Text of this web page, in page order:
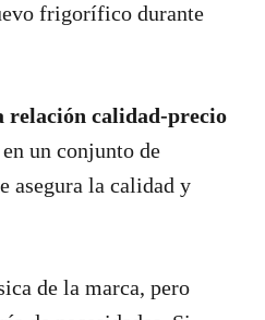
frigorífico durante
relación calidad-precio
un conjunto de
asegura la calidad y
de la marca, pero